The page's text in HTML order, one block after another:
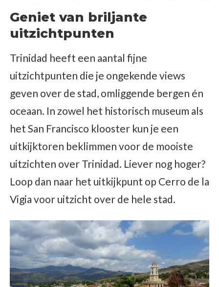
Geniet van briljante
uitzichtpunten
Trinidad heeft een aantal fijne
uitzichtpunten die je ongekende views
geven over de stad, omliggende bergen én
oceaan. In zowel het historisch museum als
het San Francisco klooster kun je een
uitkijktoren beklimmen voor de mooiste
uitzichten over Trinidad. Liever nog hoger?
Loop dan naar het uitkijkpunt op Cerro de la
Vigia voor uitzicht over de hele stad.